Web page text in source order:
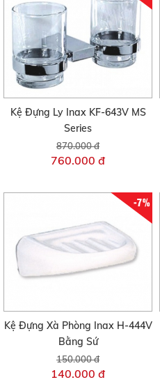
Kệ Đựng Ly Inax KF-643V MS
Series
870.000 đ
760.000 đ
-7%
Kệ Đựng Xà Phòng Inax H-444V
Bằng Sứ
150.000 đ
140.000 đ